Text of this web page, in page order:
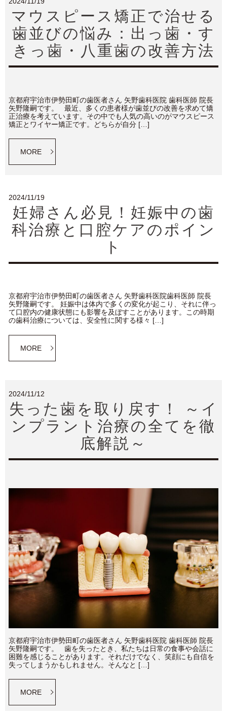
マウスピース矯正で治せる
歯並びの悩み：出っ歯・す
きっ歯・八重歯の改善方法
京都府宇治市伊勢田町の歯医者さん 矢野歯科医院 歯科医師 院長
矢野隆嗣です。 最近、多くの患者様が歯並びの改善を求めて矯
正治療を考えています。その中でも人気の高いのがマウスピース
矯正とワイヤー矯正です。どちらが自分 […]
MORE
2024/11/19
妊婦さん必見！妊娠中の歯
科治療と口腔ケアのポイン
ト
京都府宇治市伊勢田町の歯医者さん 矢野歯科医院歯科医師 院長
矢野隆嗣です。 妊娠中は体内で多くの変化が起こり、それに伴っ
て口腔内の健康状態にも影響を及ぼすことがあります。この時期
の歯科治療については、安全性に関する様々 […]
MORE
2024/11/12
失った歯を取り戻す！ ～イ
ンプラント治療の全てを徹
底解説～
京都府宇治市伊勢田町の歯医者さん 矢野歯科医院 歯科医師 院長
矢野隆嗣です。 歯を失ったとき、私たちは日常の食事や会話に
困難を感じることがあります。それだけでなく、笑顔にも自信を
失ってしまうかもしれません。そんなと […]
MORE